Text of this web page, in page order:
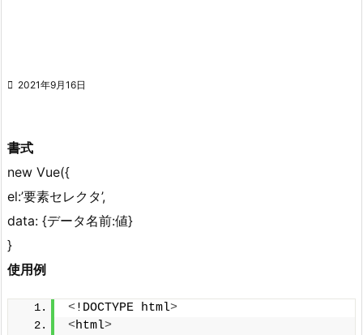
 2021年9月16日
書式
new Vue({
el:’要素セレクタ’,
data: {データ名前:値}
}
使用例
<!DOCTYPE html>
<html>